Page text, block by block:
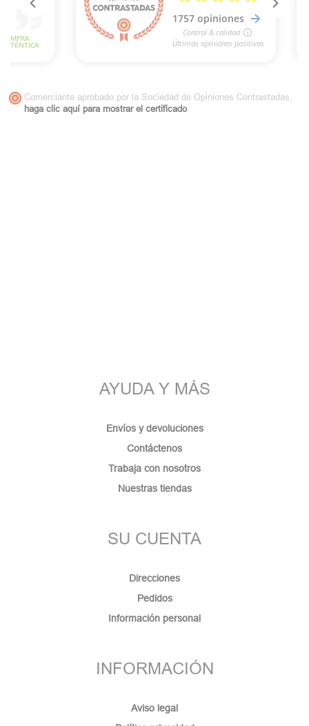
Comerciante aprobado por la Sociedad de Opiniones Contrastadas,
haga clic aquí para mostrar el certificado.
AYUDA Y MÁS
Envíos y devoluciones
Contáctenos
Trabaja con nosotros
Nuestras tiendas
SU CUENTA
Direcciones
Pedidos
Información personal
INFORMACIÓN
Aviso legal